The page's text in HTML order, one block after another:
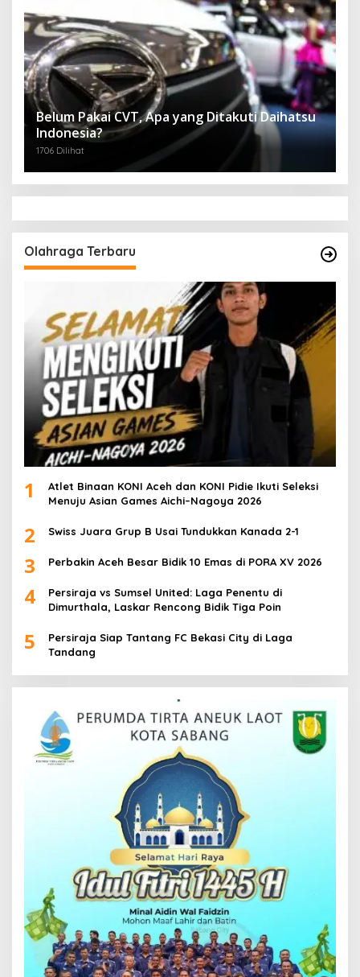
Belum Pakai CVT, Apa yang Ditakuti Daihatsu
Indonesia?
1706 Dilihat
Olahraga Terbaru
1
Atlet Binaan KONI Aceh dan KONI Pidie Ikuti Seleksi
Menuju Asian Games Aichi–Nagoya 2026
2 Swiss Juara Grup B Usai Tundukkan Kanada 2-1
3 Perbakin Aceh Besar Bidik 10 Emas di PORA XV 2026
4
Persiraja vs Sumsel United: Laga Penentu di
Dimurthala, Laskar Rencong Bidik Tiga Poin
5
Persiraja Siap Tantang FC Bekasi City di Laga
Tandang